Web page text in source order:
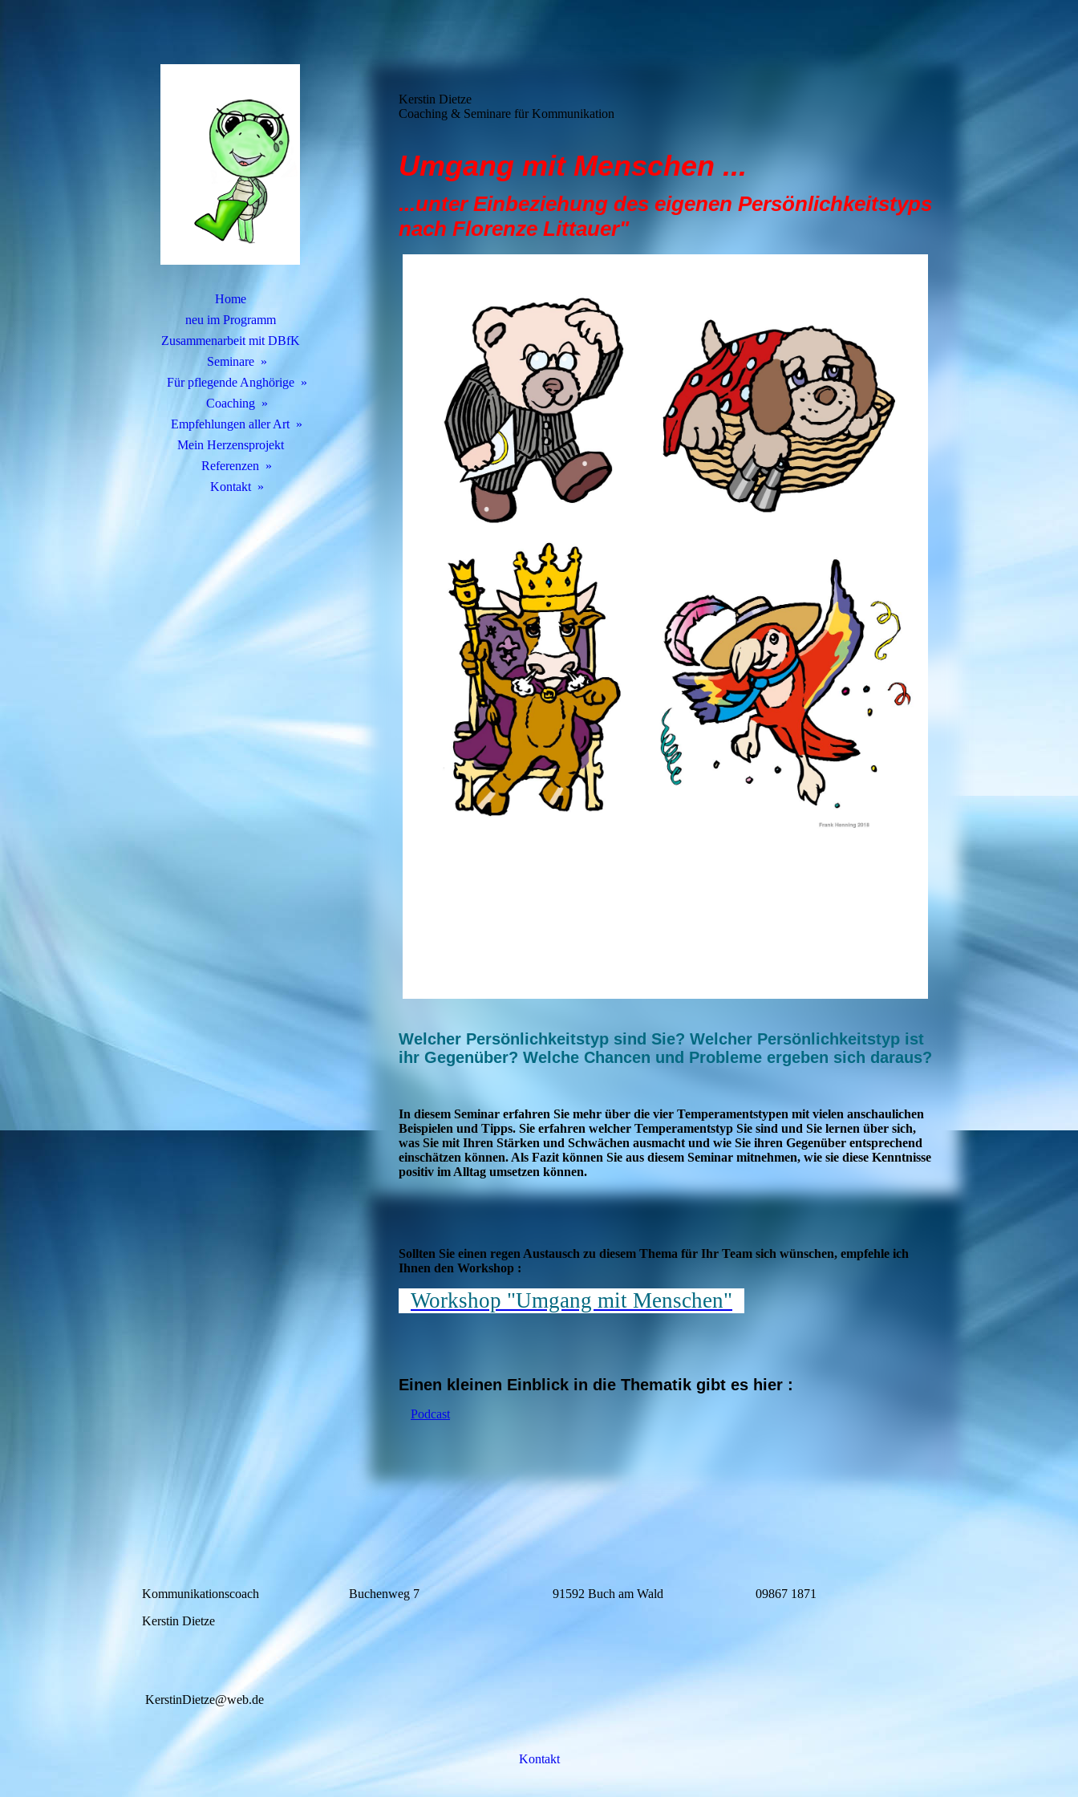
Home
neu im Programm
Zusammenarbeit mit DBfK
Seminare
Für pflegende Anghörige
Coaching
Empfehlungen aller Art
Mein Herzensprojekt
Referenzen
Kontakt
Kerstin Dietze
Coaching & Seminare für Kommunikation
Umgang mit Menschen ...
...unter Einbeziehung des eigenen Persönlichkeitstyps
nach Florenze Littauer"
Welcher Persönlichkeitstyp sind Sie? Welcher Persönlichkeitstyp ist
ihr Gegenüber? Welche Chancen und Probleme ergeben sich daraus?
In diesem Seminar erfahren Sie mehr über die vier Temperamentstypen mit vielen anschaulichen
Beispielen und Tipps. Sie erfahren welcher Temperamentstyp Sie sind und Sie lernen über sich,
was Sie mit Ihren Stärken und Schwächen ausmacht und wie Sie ihren Gegenüber entsprechend
einschätzen können. Als Fazit können Sie aus diesem Seminar mitnehmen, wie sie diese Kenntnisse
positiv im Alltag umsetzen können.
Sollten Sie einen regen Austausch zu diesem Thema für Ihr Team sich wünschen, empfehle ich
Ihnen den Workshop :
Workshop "Umgang mit Menschen"
Einen kleinen Einblick in die Thematik gibt es hier :
Podcast
Kommunikationscoach
Kerstin Dietze
Buchenweg 7 91592 Buch am Wald 09867 1871
KerstinDietze@web.de
Kontakt